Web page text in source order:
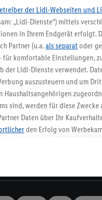
Kostenlose
Melde dich zum Lidl
der Lidl-Webseiten und
„Lidl-Dienste“) mittels
in Ihrem Endgerät erfolgt.
Partner (u.a.als separat oder
für komfortable Einstellungen,
der Lidl-Dienste verwendet.
auszusteuern und um
Haushaltsangehörigen
sind, werden für diese
Daten über Ihr
den Erfolg von
Profilen. Dies umfasst
in den Lidl-Diensten,
auch über